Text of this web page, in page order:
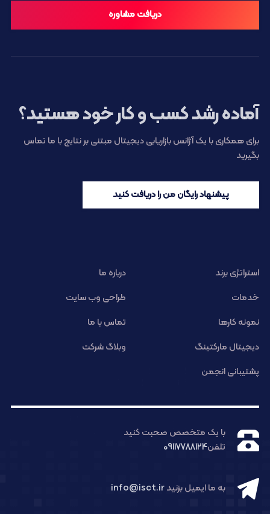
دریافت مشاوره
آماده رشد کسب و کار خود هستید؟
برای همکاری با یک آژانس بازاریابی دیجیتال مبتنی بر نتایج با ما تماس
بگیرید
پیشنهاد رایگان من را دریافت کنید
استراتژی برند
درباره ما
خدمات
طراحی وب سایت
نمونه کارها
تماس با ما
دیجیتال مارکتینگ
وبلاگ شرکت
پشتیبانی انجمن
با یک متخصص صحبت کنید
تلفن09117788124
به ما ایمیل بزنیدinfo@isct.ir